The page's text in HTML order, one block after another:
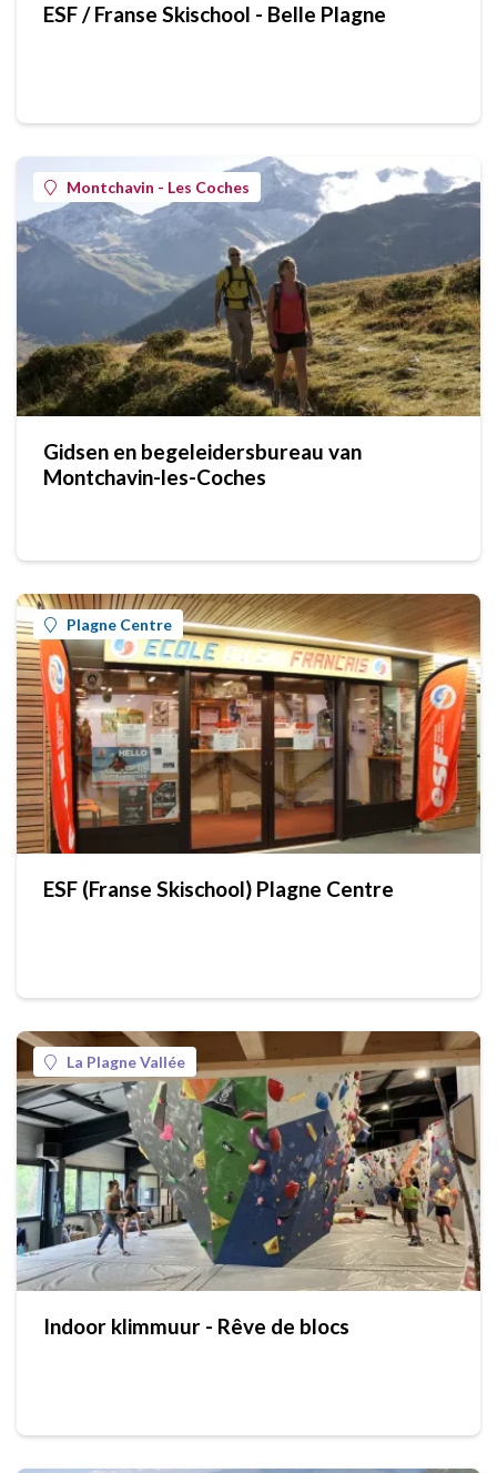
ESF / Franse Skischool - Belle Plagne
Montchavin - Les Coches
Gidsen en begeleidersbureau van
Montchavin-les-Coches
Plagne Centre
ESF (Franse Skischool) Plagne Centre
La Plagne Vallée
Indoor klimmuur - Rêve de blocs